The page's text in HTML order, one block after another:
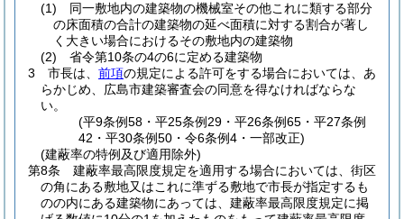
(1)
同一敷地内の建築物の機械室その他これに類する部分
の床面積の合計の建築物の延べ面積に対する割合が著し
く大きい場合におけるその敷地内の建築物
(2)
省令第10条の4の6に定める建築物
3
市長は、 前項の規定による許可をする場合においては、あ
らかじめ、広島市建築審査会の同意を得なければならな
い。
(平9条例58・平25条例29・平26条例65・平27条例
42・平30条例50・令6条例4・一部改正)
(建蔽率の特例及び適用除外)
第8条
建蔽率最高限度規定を適用する場合においては、街区
の角にある敷地又はこれに準ずる敷地で市長が指定するも
のの内にある建築物にあっては、建蔽率最高限度規定に掲